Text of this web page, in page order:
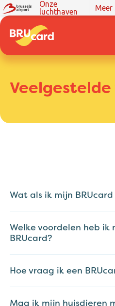
Onze
luchthaven
Meer
Wat als ik mijn
Welke voordelen heb ik
BRUcard?
Hoe vraag ik een
Mag ik mijn huisdieren